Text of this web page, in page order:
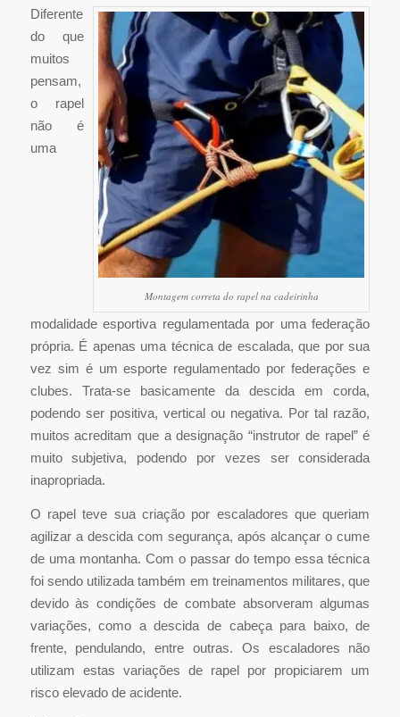
Montagem correta do rapel na cadeirinha
Diferente
do que
muitos
pensam,
o rapel
não é
uma
modalidade esportiva regulamentada por uma federação
própria. É apenas uma técnica de escalada, que por sua
vez sim é um esporte regulamentado por federações e
clubes. Trata-se basicamente da descida em corda,
podendo ser positiva, vertical ou negativa. Por tal razão,
muitos acreditam que a designação “instrutor de rapel” é
muito subjetiva, podendo por vezes ser considerada
inapropriada.
O rapel teve sua criação por escaladores que queriam
agilizar a descida com segurança, após alcançar o cume
de uma montanha. Com o passar do tempo essa técnica
foi sendo utilizada também em treinamentos militares, que
devido às condições de combate absorveram algumas
variações, como a descida de cabeça para baixo, de
frente, pendulando, entre outras. Os escaladores não
utilizam estas variações de rapel por propiciarem um
risco elevado de acidente.